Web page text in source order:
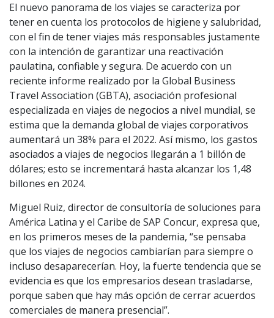
El nuevo panorama de los viajes se caracteriza por
tener en cuenta los protocolos de higiene y salubridad,
con el fin de tener viajes más responsables justamente
con la intención de garantizar una reactivación
paulatina, confiable y segura. De acuerdo con un
reciente informe realizado por la Global Business
Travel Association (GBTA), asociación profesional
especializada en viajes de negocios a nivel mundial, se
estima que la demanda global de viajes corporativos
aumentará un 38% para el 2022. Así mismo, los gastos
asociados a viajes de negocios llegarán a 1 billón de
dólares; esto se incrementará hasta alcanzar los 1,48
billones en 2024.
Miguel Ruiz, director de consultoría de soluciones para
América Latina y el Caribe de SAP Concur, expresa que,
en los primeros meses de la pandemia, “se pensaba
que los viajes de negocios cambiarían para siempre o
incluso desaparecerían. Hoy, la fuerte tendencia que se
evidencia es que los empresarios desean trasladarse,
porque saben que hay más opción de cerrar acuerdos
comerciales de manera presencial”.